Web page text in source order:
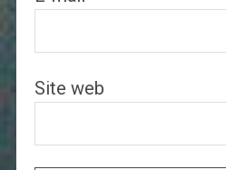
Site web